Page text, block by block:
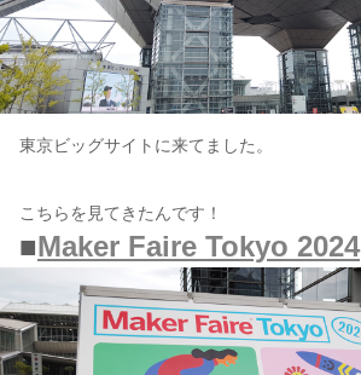
東京ビッグサイトに来てました。
こちらを見てきたんです！
■Maker Faire Tokyo 2024